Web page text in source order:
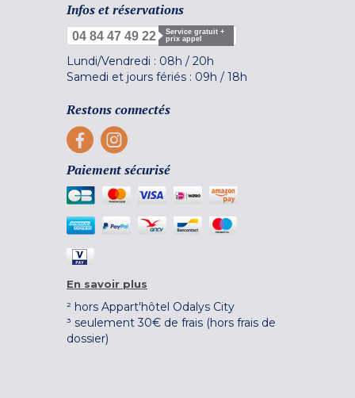
Infos et réservations
04 84 47 49 22
Service gratuit +
prix appel
Lundi/Vendredi : 08h / 20h
Samedi et jours fériés : 09h / 18h
Restons connectés
Paiement sécurisé
En savoir plus
² hors Appart'hôtel Odalys City
³ seulement 30€ de frais (hors frais de
dossier)